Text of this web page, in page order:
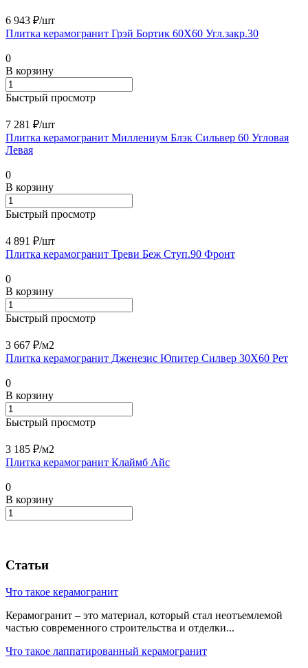
6 943 ₽/шт
Плитка керамогранит Грэй Бортик 60X60 Угл.закр.30
0
В корзину
Быстрый просмотр
7 281 ₽/шт
Плитка керамогранит Миллениум Блэк Сильвер 60 Угловая
Левая
0
В корзину
Быстрый просмотр
4 891 ₽/шт
Плитка керамогранит Треви Беж Ступ.90 Фронт
0
В корзину
Быстрый просмотр
3 667 ₽/м2
Плитка керамогранит Дженезис Юпитер Силвер 30X60 Рет
0
В корзину
Быстрый просмотр
3 185 ₽/м2
Плитка керамогранит Клаймб Айс
0
В корзину
Статьи
Что такое керамогранит
Керамогранит – это материал, который стал неотъемлемой
частью современного строительства и отделки...
Что такое лаппатированный керамогранит